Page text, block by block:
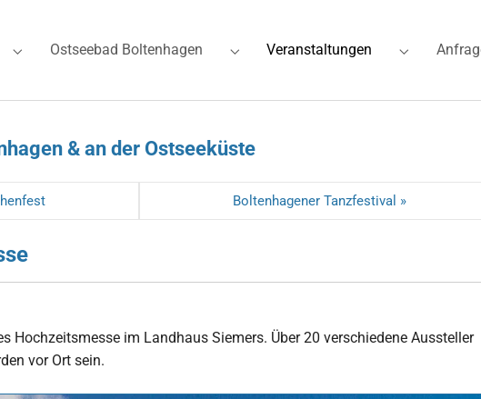
Submenu for "Ferienwohnungen"
Ostseebad Boltenhagen
Submenu for "Ostseebad Boltenhagen"
Veranstaltungen (current)
Submenu
& an der Ostseeküste
Boltenhagener Tanzfestival »
Hochzeitsmesse im Landhaus Siemers. Über 20 verschiedene Aussteller
vor Ort sein.